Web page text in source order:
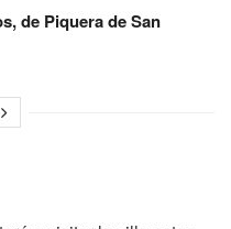
de Piquera de San